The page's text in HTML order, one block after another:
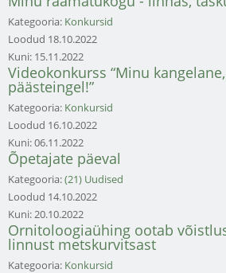
Kategooria: Konkursid
Loodud 18.10.2022
Kuni: 15.11.2022
Videokonkurss “Minu
päästeingel!”
Kategooria: Konkursid
Loodud 16.10.2022
Kuni:06.11.2022
Õpetajate päeval
Kategooria:(21) Uudised
Loodud 14.10.2022
Kuni:20.10.2022
Ornitoloogiaühing ootab
linnust metskurvitsast
Kategooria: Konkursid